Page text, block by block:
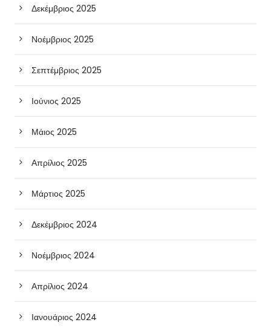
Δεκέμβριος 2025
Νοέμβριος 2025
Σεπτέμβριος 2025
Ιούνιος 2025
Μάιος 2025
Απρίλιος 2025
Μάρτιος 2025
Δεκέμβριος 2024
Νοέμβριος 2024
Απρίλιος 2024
Ιανουάριος 2024